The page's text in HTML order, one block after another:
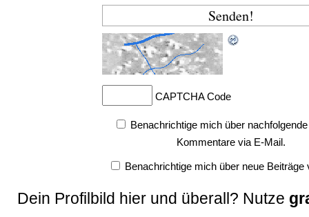
CAPTCHA Code
Benachrichtige mich über nachfolgende
Kommentare via E-Mail.
Benachrichtige mich über neue Beiträge
Dein Profilbild hier und überall? Nutze